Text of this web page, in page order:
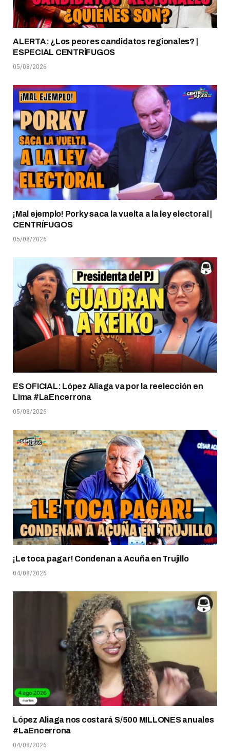
ALERTA: ¿Los peores candidatos regionales? |
ESPECIAL CENTRÍFUGOS
05/08/2026
¡Mal ejemplo! Porky saca la vuelta a la ley electoral |
CENTRÍFUGOS
05/08/2026
ES OFICIAL: López Aliaga va por la reelección en
Lima #LaEncerrona
05/08/2026
¡Le toca pagar! Condenan a Acuña en Trujillo
04/08/2026
López Aliaga nos costará S/500 MILLONES anuales
#LaEncerrona
04/08/2026